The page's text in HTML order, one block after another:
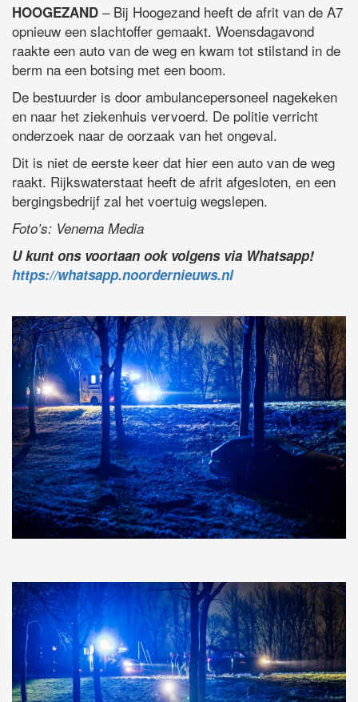
HOOGEZAND – Bij Hoogezand heeft de afrit van de A7
opnieuw een slachtoffer gemaakt. Woensdagavond
raakte een auto van de weg en kwam tot stilstand in de
berm na een botsing met een boom.
De bestuurder is door ambulancepersoneel nagekeken
en naar het ziekenhuis vervoerd. De politie verricht
onderzoek naar de oorzaak van het ongeval.
Dit is niet de eerste keer dat hier een auto van de weg
raakt. Rijkswaterstaat heeft de afrit afgesloten, en een
bergingsbedrijf zal het voertuig wegslepen.
Foto’s: Venema Media
U kunt ons voortaan ook volgens via Whatsapp!
https://whatsapp.noordernieuws.nl